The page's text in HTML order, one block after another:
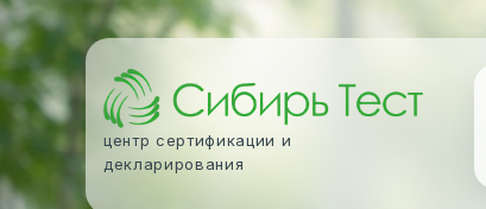
центр сертификации и
декларирования